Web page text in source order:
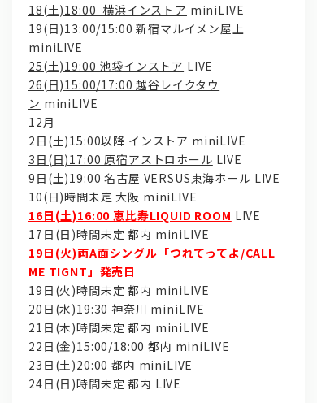
18(土)18:00 横浜インストア miniLIVE
19(日)13:00/15:00 新宿マルイメン屋上
miniLIVE
25(土)19:00 池袋インストア LIVE
26(日)15:00/17:00 越谷レイクタウ
ン miniLIVE
12月
2日(土)15:00以降 インストア miniLIVE
3日(日)17:00 原宿アストロホール LIVE
9日(土)19:00 名古屋 VERSUS東海ホール LIVE
10(日)時間未定 大阪 miniLIVE
16日(土)16:00 恵比寿LIQUID ROOM LIVE
17日(日)時間未定 都内 miniLIVE
19日(火)両A面シングル「つれてってよ/CALL
ME TIGNT」発売日
19日(火)時間未定 都内 miniLIVE
20日(水)19:30 神奈川 miniLIVE
21日(木)時間未定 都内 miniLIVE
22日(金)15:00/18:00 都内 miniLIVE
23日(土)20:00 都内 miniLIVE
24日(日)時間未定 都内 LIVE